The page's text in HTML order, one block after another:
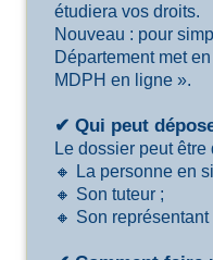
étudiera vos droits.
Nouveau : pour
Département met
MDPH en ligne ».
✔ Qui peut
Le dossier peut être
🔸 La personne en
🔸 Son tuteur ;
🔸 Son représentant